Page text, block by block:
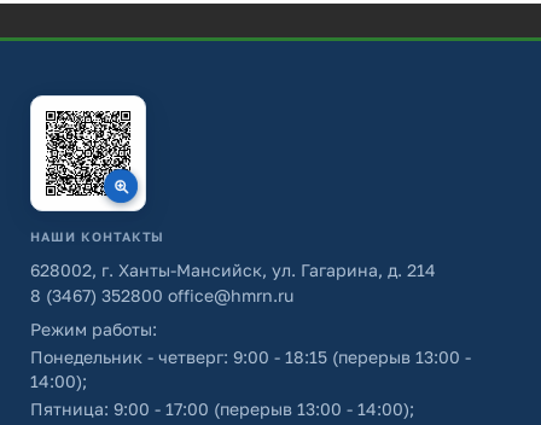
НАШИ КОНТАКТЫ
628002, г. Ханты-Мансийск, ул. Гагарина, д. 214
8 (3467) 352800 office@hmrn.ru
Режим работы:
Понедельник - четверг: 9:00 - 18:15 (перерыв 13:00 -
14:00);
Пятница: 9:00 - 17:00 (перерыв 13:00 - 14:00);